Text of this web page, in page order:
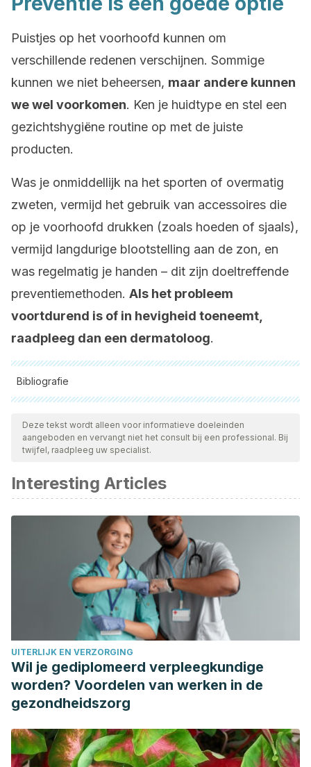
Puistjes op het voorhoofd kunnen om
verschillende redenen verschijnen. Sommige
kunnen we niet beheersen, maar andere kunnen
we wel voorkomen. Ken je huidtype en stel een
gezichtshygiëne routine op met de juiste
producten.
Was je onmiddellijk na het sporten of overmatig
zweten, vermijd het gebruik van accessoires die
op je voorhoofd drukken (zoals hoeden of sjaals),
vermijd langdurige blootstelling aan de zon, en
was regelmatig je handen – dit zijn doeltreffende
preventiemethoden. Als het probleem
voortdurend is of in hevigheid toeneemt,
raadpleeg dan een dermatoloog.
Bibliografie
Alle aangehaalde bronnen zijn grondig gecontroleerd door
ons team om hun kwaliteit, betrouwbaarheid, actualiteit en
geldigheid te waarborgen. De bibliografie van dit artikel werd
Argote, A., Mora, Ó. E., González, L. C., Zapata, J. M., Uribe,
D. (2014). Aspectos fisiopatológicos del acné.Revista de la
Asociación Colombiana de Dermatología y Cirugía
,22(3), 200-206.
https://revista.asocolderma.org.co/index.php/asocolderma/
Bagatin, E., Costa, C. (2020). The use of isotretinoin for
acne–an update on optimal dosing, surveillance, and
adverse effects.Expert Review of Clinical
Pharmacology,13(8), 885-897.
https://pubmed.ncbi.nlm.nih.gov/32744074/
Dall’Oglio, F., Nasca, M. R., Fiorentini, F., Micali, G. (2021).
Diet and acne: review of the evidence from 2009 to 2020.
https://pubmed.ncbi.nlm.nih.gov/33462816/
Institute for Quality and Efficiency in Health Care [IQWiG].
Deze tekst wordt alleen voor informatieve doeleinden
aangeboden en vervangt niet het consult bij een professional. Bij
twijfel, raadpleeg uw specialist.
Interesting Articles
UITERLIJK EN VERZORGING
Wil je gediplomeerd verpleegkundige
worden? Voordelen van werken in de
gezondheidszorg